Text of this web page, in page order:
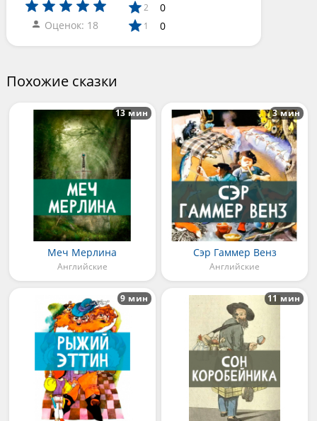
Оценок: 18
2 0
1 0
Похожие сказки
Меч Мерлина
Английские
13 мин
Сэр Гаммер Венз
Английские
3 мин
9 мин 11 мин